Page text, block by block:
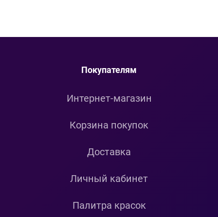
Покупателям
Интернет-магазин
Корзина покупок
Доставка
Личный кабинет
Палитра красок